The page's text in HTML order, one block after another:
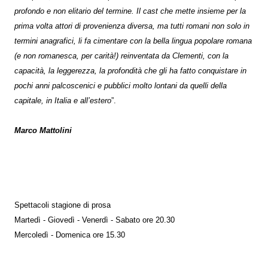
profondo e non elitario del termine. Il cast che mette insieme per la
prima volta attori di provenienza diversa, ma tutti romani non solo in
termini anagrafici, li fa cimentare con la bella lingua popolare romana
(e non romanesca, per carità!) reinventata da Clementi, con la
capacità, la leggerezza, la profondità che gli ha fatto conquistare in
pochi anni palcoscenici e pubblici molto lontani da quelli della
capitale, in Italia e all’estero”.
Marco Mattolini
Spettacoli stagione di prosa
Martedì - Giovedì - Venerdì - Sabato ore 20.30
Mercoledì - Domenica ore 15.30